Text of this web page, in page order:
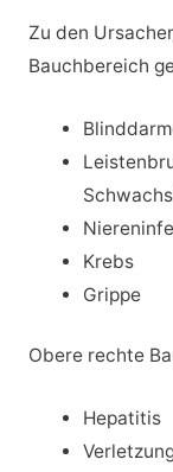
Zu den
Bauchbereich
Krebs
Grippe
Obere rechte
Hepatitis